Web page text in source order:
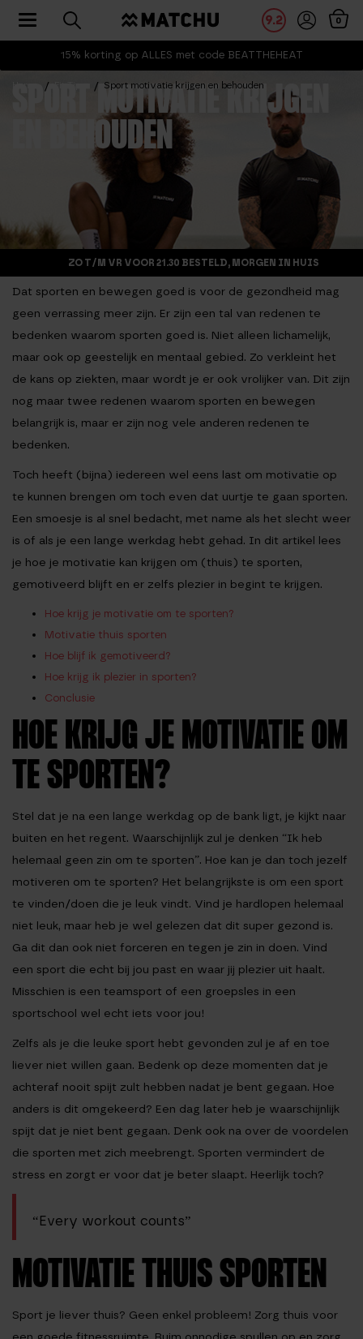
15% korting op ALLES met code BEATTHEHEAT
9.2 0
Toggle navigation
Sport motivatie krijgen en behouden
SPORT MOTIVATIE KRIJGEN
EN BEHOUDEN
ZO T/M VR VOOR 21.30 BESTELD, MORGEN IN HUIS
Dat sporten en bewegen goed is voor de gezondheid mag
geen verrassing meer zijn. Er zijn een tal van redenen te
bedenken waarom sporten goed is. Niet alleen lichamelijk,
maar ook op geestelijk en mentaal gebied. Zo verkleint het
de kans op ziekten, maar wordt je er ook vrolijker van. Dit zijn
nog maar twee redenen waarom sporten en bewegen
belangrijk is, maar er zijn nog vele anderen redenen te
bedenken.
Toch heeft (bijna) iedereen wel eens last om motivatie op
te kunnen brengen om toch even dat uurtje te gaan sporten.
Een smoesje is al snel bedacht, met name als het slecht weer
is of als je een lange werkdag hebt gehad. In dit artikel lees
je hoe je motivatie kan krijgen om (thuis) te sporten,
gemotiveerd blijft en er zelfs plezier in begint te krijgen.
Hoe krijg je motivatie om te sporten?
Motivatie thuis sporten
Hoe blijf ik gemotiveerd?
Hoe krijg ik plezier in sporten?
Conclusie
HOE KRIJG JE MOTIVATIE OM
TE SPORTEN?
Stel dat je na een lange werkdag op de bank ligt, je kijkt naar
buiten en het regent. Waarschijnlijk zul je denken “Ik heb
helemaal geen zin om te sporten”. Hoe kan je dan toch jezelf
motiveren om te sporten? Het belangrijkste is om een sport
te vinden/doen die je leuk vindt. Vind je hardlopen helemaal
niet leuk, maar heb je wel gelezen dat dit super gezond is.
Ga dit dan ook niet forceren en tegen je zin in doen. Vind
een sport die echt bij jou past en waar jij plezier uit haalt.
Misschien is een teamsport of een groepsles in een
sportschool wel echt iets voor jou!
Zelfs als je die leuke sport hebt gevonden zul je af en toe
liever niet willen gaan. Bedenk op deze momenten dat je
achteraf nooit spijt zult hebben nadat je bent gegaan. Hoe
anders is dit omgekeerd? Een dag later heb je waarschijnlijk
spijt dat je niet bent gegaan. Denk ook na over de voordelen
die sporten met zich meebrengt. Sporten vermindert de
stress en zorgt er voor dat je beter slaapt. Heerlijk toch?
“Every workout counts”
MOTIVATIE THUIS SPORTEN
Sport je liever thuis? Geen enkel probleem! Zorg thuis voor